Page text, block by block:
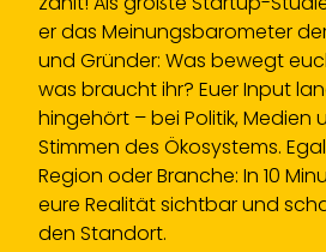
er das Meinungsbarometer
und Gründer: Was bewegt
was braucht ihr? Euer Input
hingehört – bei Politik, Medien
Stimmen des Ökosystems.
Region oder Branche: In 10
eure Realität sichtbar und
den Standort.